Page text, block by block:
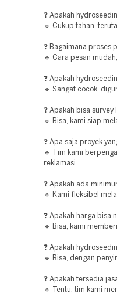
❓ Apakah
🔹 Cukup tahan,
❓ Bagaimana proses
🔹 Cara pesan
❓ Apakah
🔹 Sangat cocok,
❓ Apakah bisa
🔹 Bisa, kami siap
❓ Apa saja proyek
🔹 Tim kami
reklamasi.
❓ Apakah ada
🔹 Kami fleksibel
❓ Apakah harga bisa
🔹 Bisa, kami
❓ Apakah
🔹 Bisa, dengan
❓ Apakah tersedia
🔹 Tentu, tim kami